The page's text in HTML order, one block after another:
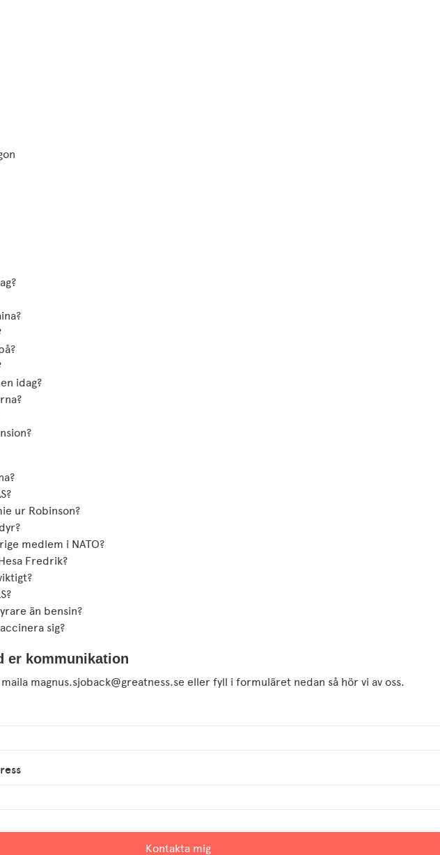
idag?
ur Robinson?
medlem i NATO?
Fredrik?
än bensin?
sig?
er kommunikation
magnus.sjoback@greatness.se eller fyll i formuläret nedan så hör vi av oss.
Kontakta mig